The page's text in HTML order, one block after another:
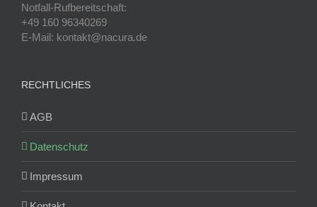
Notfall-Rufbereitschaft:
+49 160 96340269
E-Mail: kontakt@nacura.de
RECHTLICHES
AGB
Datenschutz
Impressum